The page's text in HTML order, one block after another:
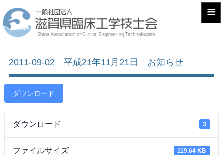
≡
2011-09-02 平成21年11月21日 お知らせ
ダウンロード
ダウンロード 3
ファイルサイズ 119.64 KB